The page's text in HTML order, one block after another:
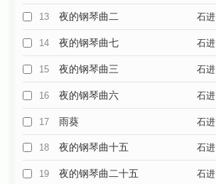
13 夜的钢琴曲二 石进
14 夜的钢琴曲七 石进
15 夜的钢琴曲三 石进
16 夜的钢琴曲六 石进
17 雨葵 石进
18 夜的钢琴曲十五 石进
19 夜的钢琴曲二十五 石进